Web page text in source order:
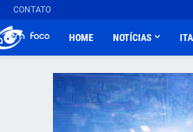
CONTATO
HOME NOTÍCIAS